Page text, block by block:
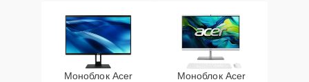
Моноблок Acer
Моноблок Acer